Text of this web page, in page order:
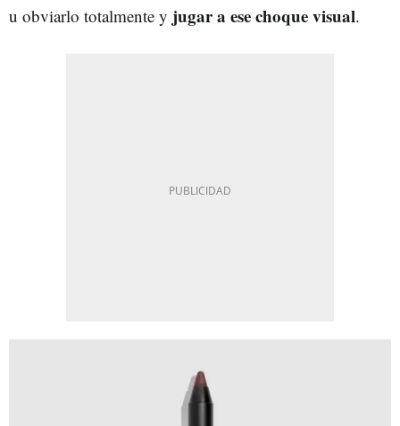
u obviarlo totalmente y jugar a ese choque visual.